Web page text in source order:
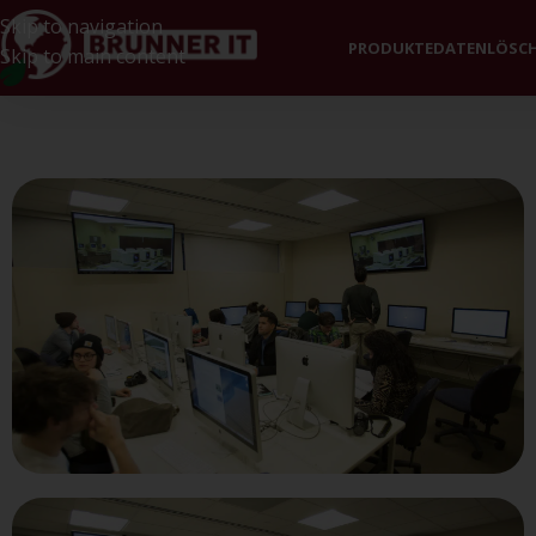
Skip to navigation
Skip to main content
PRODUKTE